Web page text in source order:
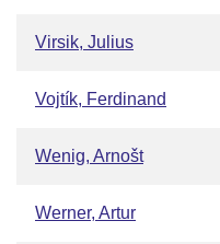
Virsik, Julius
Vojtík, Ferdinand
Wenig, Arnošt
Werner, Artur